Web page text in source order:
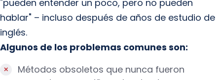
"pueden entender un poco, pero no pueden
hablar" – incluso después de años de estudio de
inglés.
Algunos de los problemas comunes son:
Métodos obsoletos que nunca fueron